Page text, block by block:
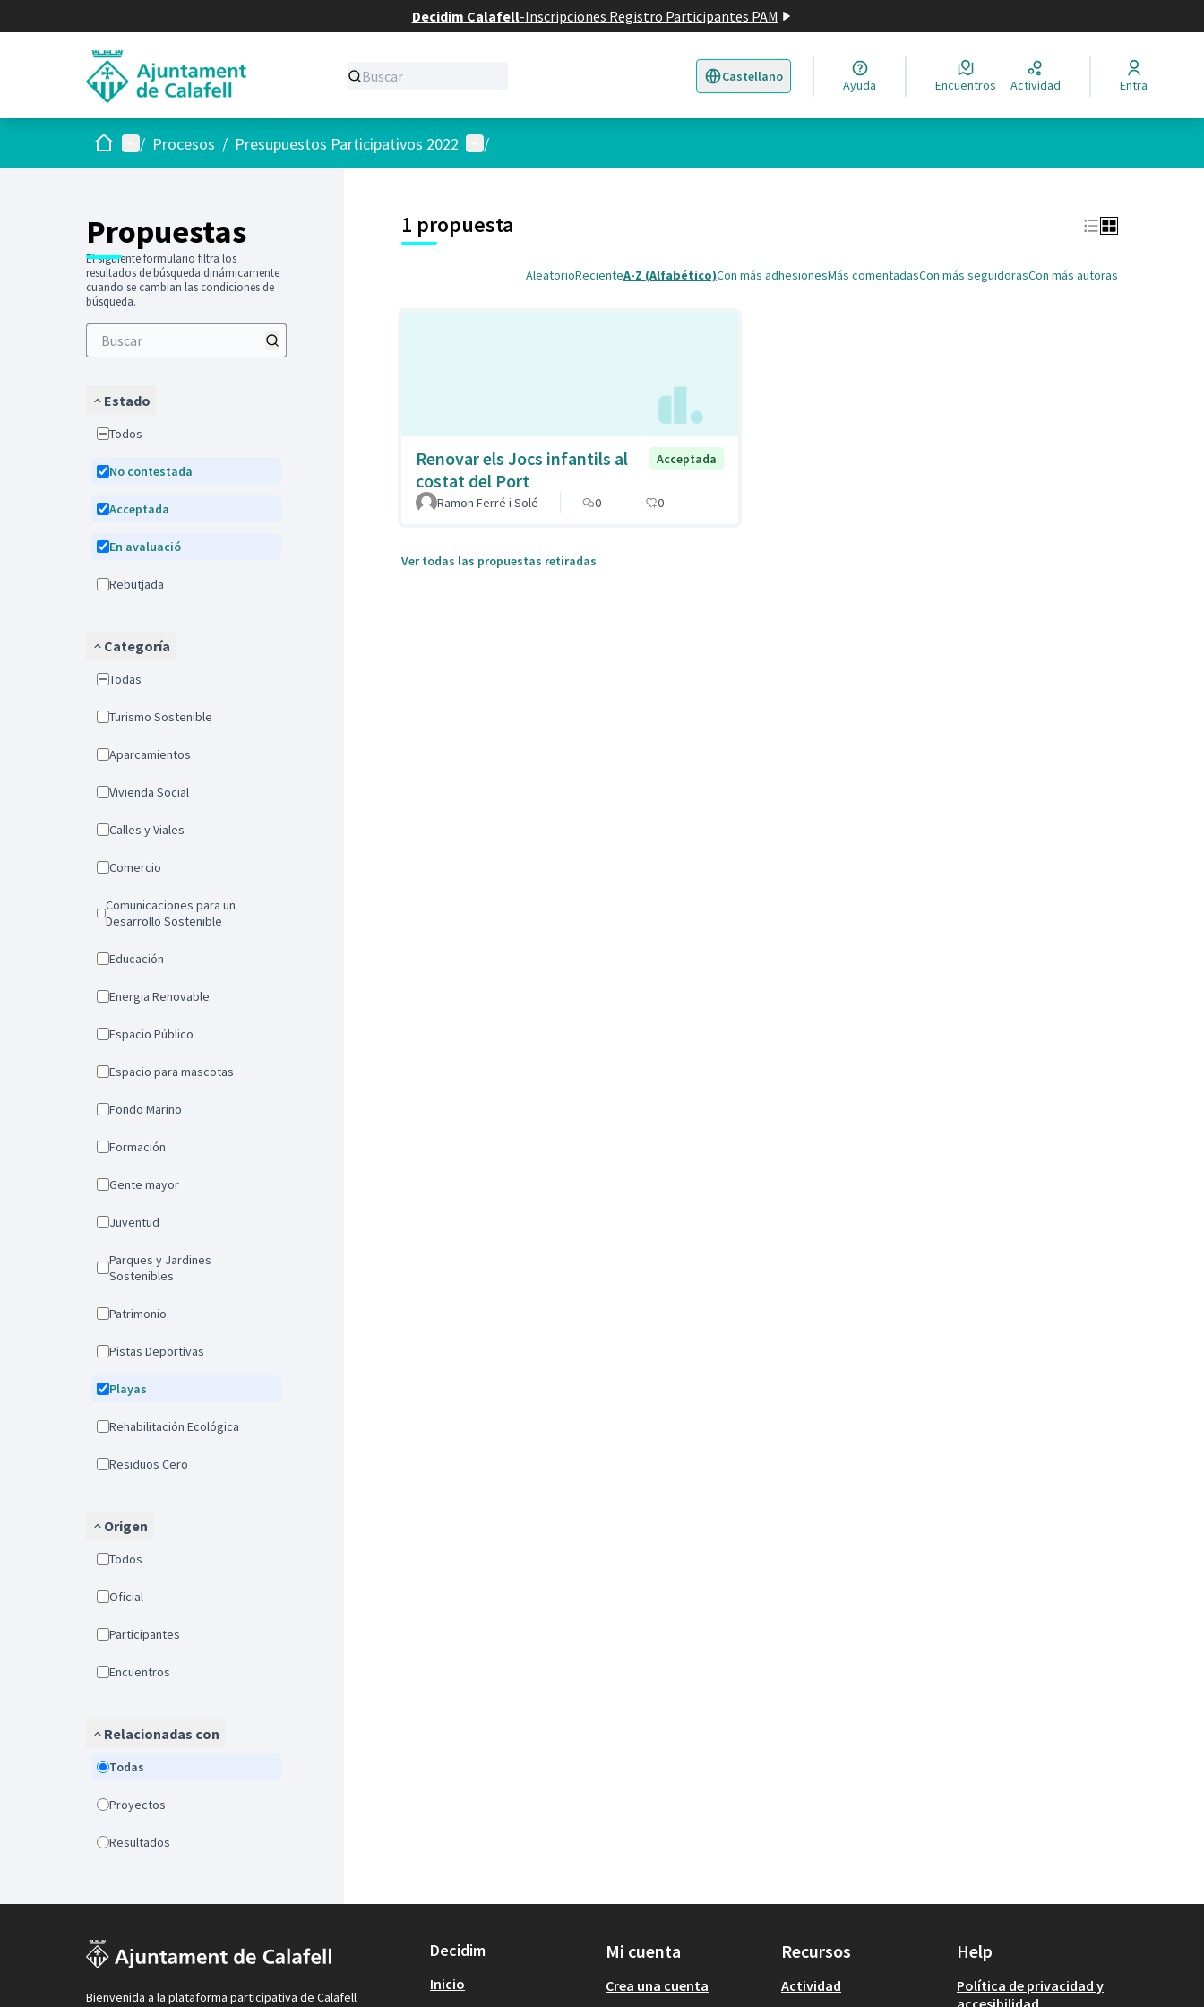
Decidim Calafell-Inscripciones Registro Participantes PAM
Castellano
Triar la llengua Elegir el idioma
Ayuda Encuentros Actividad Entra
InicioMenú principal
/ Procesos / Presupuestos Participativos 2022 Menú de usuario
/
Propuestas
El siguiente formulario filtra los
resultados de búsqueda dinámicamente
cuando se cambian las condiciones de
búsqueda.
Estado
Todos
No contestada
Acceptada
En avaluació
Rebutjada
Categoría
Todas
Turismo Sostenible
Aparcamientos
Vivienda Social
Calles y Viales
Comercio
Comunicaciones para un
Desarrollo Sostenible
Educación
Energia Renovable
Espacio Público
Espacio para mascotas
Fondo Marino
Formación
Gente mayor
Juventud
Parques y Jardines
Sostenibles
Patrimonio
Pistas Deportivas
Playas
Rehabilitación Ecológica
Residuos Cero
Origen
Todos
Oficial
Participantes
Encuentros
Relacionadas con
Todas
Proyectos
Resultados
1 propuesta
AleatorioRecienteA-Z (Alfabético)Con más adhesionesMás comentadasCon más seguidorasCon más autoras
Renovar els Jocs infantils al
costat del Port
Acceptada
Ramon Ferré i Solé 0 0
Ver todas las propuestas retiradas
Bienvenida a la plataforma participativa de Calafell
Decidim
Inicio
Mi cuenta
Crea una cuenta
Recursos
Actividad
Help
Política de privacidad y
accesibilidad